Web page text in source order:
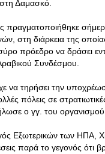
Δαμασκό.
πραγματοποιήθηκε
στη διάρκεια της
πρόεδρο να δράσει
Συνδέσμου.
να τηρήσει την
πόλεις σε
ο γγ. του οργανισμού.
Εξωτερικών των ΗΠΑ,
παρά το γεγονός ότι